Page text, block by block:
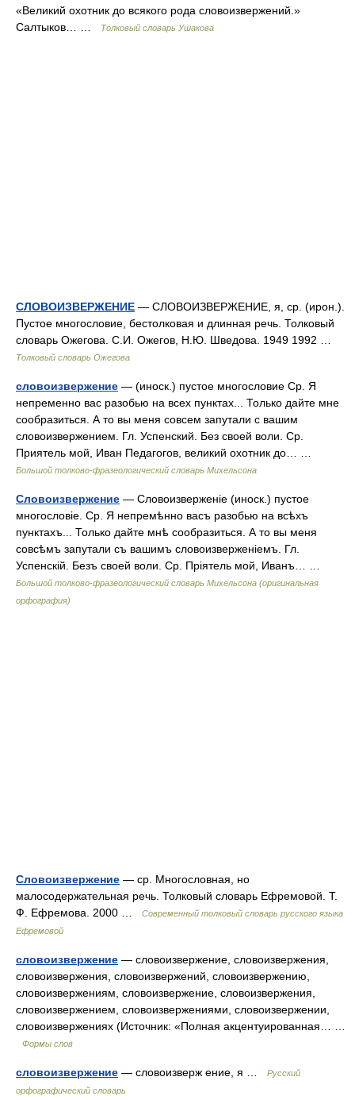
«Великий охотник до всякого рода словоизвержений.»
Салтыков… …
Толковый словарь Ушакова
СЛОВОИЗВЕРЖЕНИЕ — СЛОВОИЗВЕРЖЕНИЕ, я, ср. (ирон.).
Пустое многословие, бестолковая и длинная речь. Толковый
словарь Ожегова. С.И. Ожегов, Н.Ю. Шведова. 1949 1992 …
Толковый словарь Ожегова
словоизвержение — (иноск.) пустое многословие Ср. Я
непременно вас разобью на всех пунктах... Только дайте мне
сообразиться. А то вы меня совсем запутали с вашим
словоизвержением. Гл. Успенский. Без своей воли. Ср.
Приятель мой, Иван Педагогов, великий охотник до… …
Большой толково-фразеологический словарь Михельсона
Словоизвержение — Словоизверженіе (иноск.) пустое
многословіе. Ср. Я непремѣнно васъ разобью на всѣхъ
пунктахъ... Только дайте мнѣ сообразиться. А то вы меня
совсѣмъ запутали съ вашимъ словоизверженіемъ. Гл.
Успенскій. Безъ своей воли. Ср. Пріятель мой, Иванъ… …
Большой толково-фразеологический словарь Михельсона (оригинальная
орфография)
Словоизвержение — ср. Многословная, но
малосодержательная речь. Толковый словарь Ефремовой. Т.
Ф. Ефремова. 2000 …
Современный толковый словарь русского языка
Ефремовой
словоизвержение — словоизвержение, словоизвержения,
словоизвержения, словоизвержений, словоизвержению,
словоизвержениям, словоизвержение, словоизвержения,
словоизвержением, словоизвержениями, словоизвержении,
словоизвержениях (Источник: «Полная акцентуированная… …
Формы слов
словоизвержение — словоизверж ение, я …
Русский
орфографический словарь